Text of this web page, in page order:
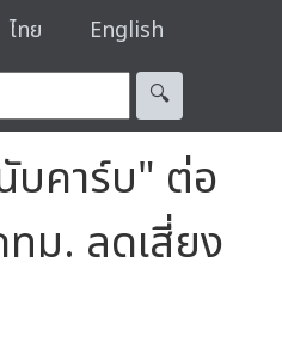
ไทย English
🔍︎
บคาร์บ" ต่อ
ม. ลดเสี่ยง